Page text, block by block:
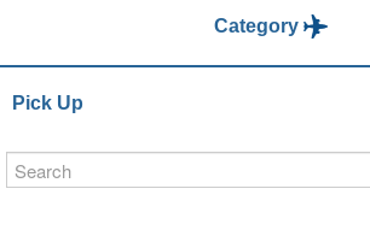
Category
Pick Up